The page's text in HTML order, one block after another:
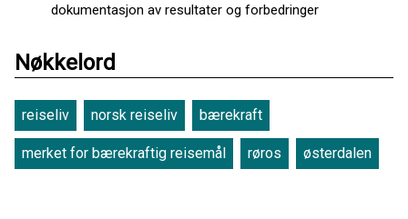
dokumentasjon av resultater og forbedringer
Nøkkelord
reiseliv norsk reiseliv bærekraft
merket for bærekraftig reisemål røros østerdalen